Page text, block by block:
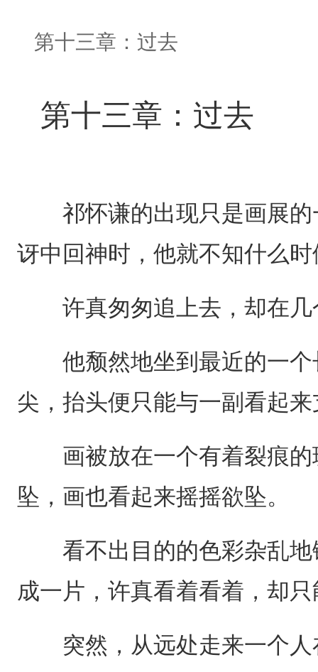
第十三章：过去
第十三章：过去
祁怀谦的出现只是画展的
讶中回神时，他就不知什么
许真匆匆追上去，却在几
他颓然地坐到最近的一个
尖，抬头便只能与一副看起
画被放在一个有着裂痕的
坠，画也看起来摇摇欲坠。
看不出目的的色彩杂乱地
成一片，许真看着看着，却
突然，从远处走来一个人